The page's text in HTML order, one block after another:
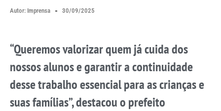
Autor: Imprensa 30/09/2025
“Queremos valorizar quem já cuida dos
nossos alunos e garantir a continuidade
desse trabalho essencial para as crianças e
suas famílias”, destacou o prefeito